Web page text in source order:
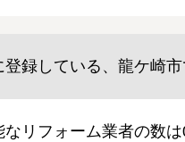
登録している、龍ケ崎
リフォーム業者の数は